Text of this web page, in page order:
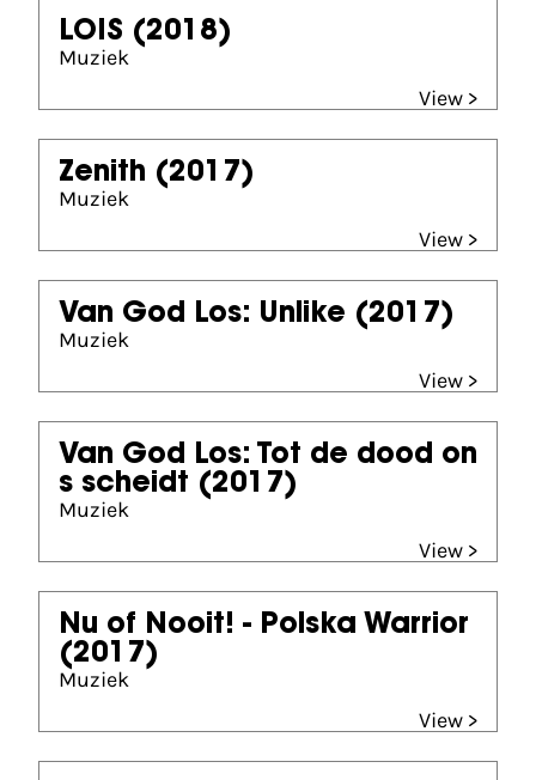
LOIS (2018)
Muziek
View >
Zenith (2017)
Muziek
View >
Van God Los: Unlike (2017)
Muziek
View >
Van God Los: Tot de dood on
s scheidt (2017)
Muziek
View >
Nu of Nooit! - Polska Warrior
(2017)
Muziek
View >